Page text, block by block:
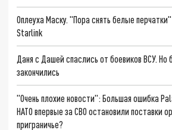
Оплеуха Маску. "Пора снять белые
Starlink
Даня с Дашей спаслись от боевиков ВСУ.
закончились
"Очень плохие новости": Большая ошибка
НАТО впервые за СВО остановили поставки
приграничье?